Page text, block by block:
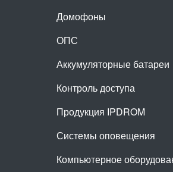
Домофоны
ОПС
Аккумуляторные батареи
Контроль доступа
Продукция IPDROM
Системы оповещения
Компьютерное